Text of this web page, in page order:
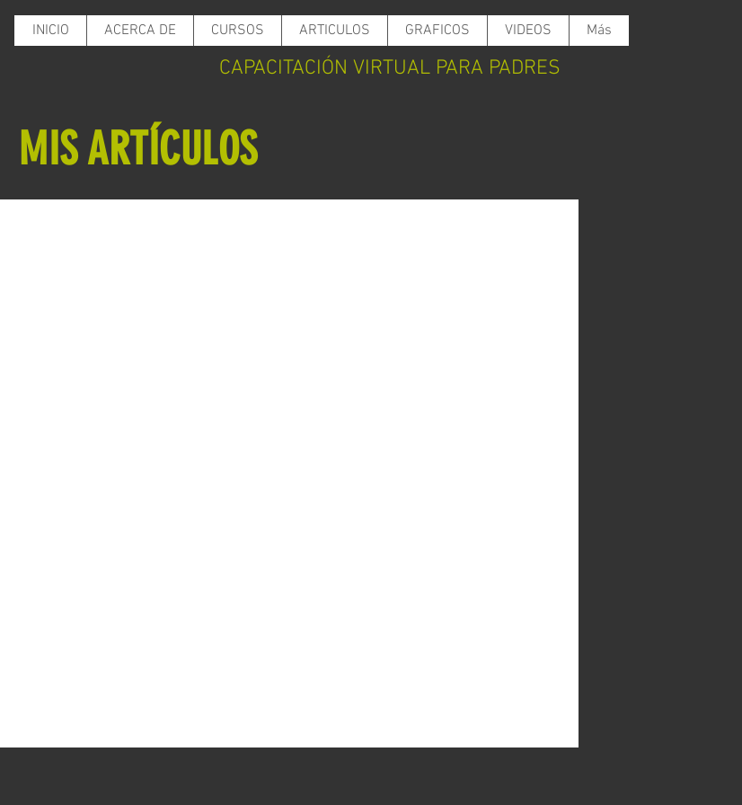
INICIO ACERCA DE CURSOS ARTICULOS GRAFICOS VIDEOS Más
CAPACITACIÓN VIRTUAL PARA PADRES
MIS ARTÍCULOS